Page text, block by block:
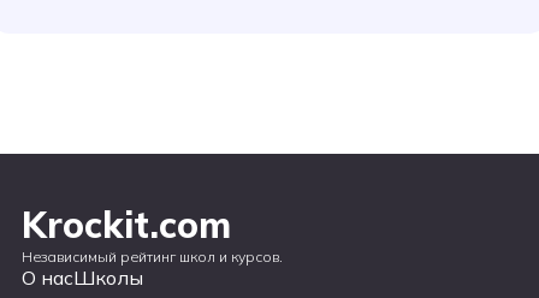
Krockit.com
Независимый рейтинг школ и курсов.
О насШколы